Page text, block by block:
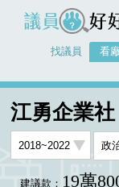
議員好好看
找議員 看
江勇企業社
建議款： 19萬